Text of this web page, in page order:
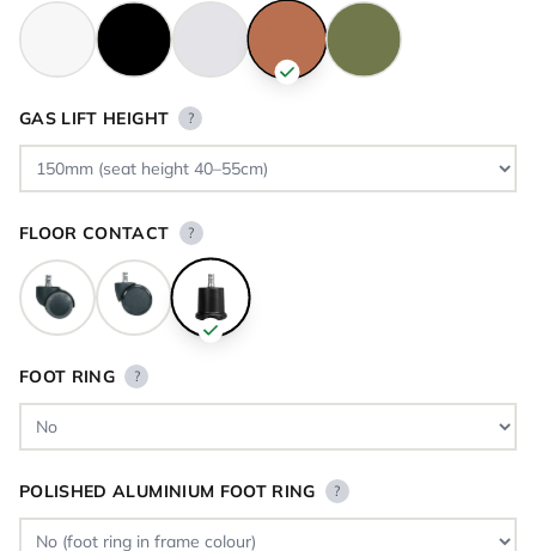
GAS LIFT HEIGHT ?
FLOOR CONTACT ?
FOOT RING ?
POLISHED ALUMINIUM FOOT RING ?